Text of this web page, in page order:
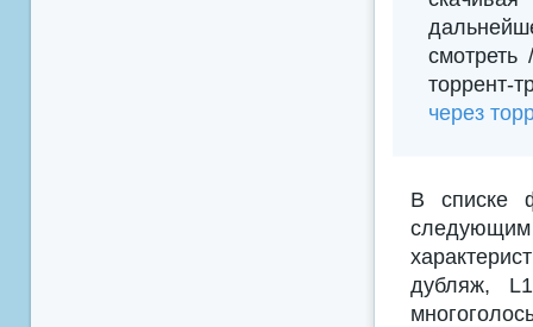
торрент-
через
В списке
дубляж,